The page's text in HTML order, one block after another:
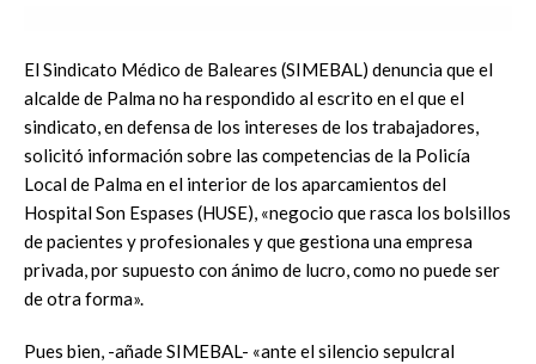
El Sindicato Médico de Baleares (SIMEBAL) denuncia que el
alcalde de Palma no ha respondido al escrito en el que el
sindicato, en defensa de los intereses de los trabajadores,
solicitó información sobre las competencias de la Policía
Local de Palma en el interior de los aparcamientos del
Hospital Son Espases (HUSE), «negocio que rasca los bolsillos
de pacientes y profesionales y que gestiona una empresa
privada, por supuesto con ánimo de lucro, como no puede ser
de otra forma».
Pues bien, -añade SIMEBAL- «ante el silencio sepulcral